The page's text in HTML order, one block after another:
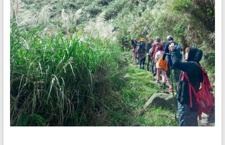
的
支
持
與
鼓
勵，
我
們
絕
對
以